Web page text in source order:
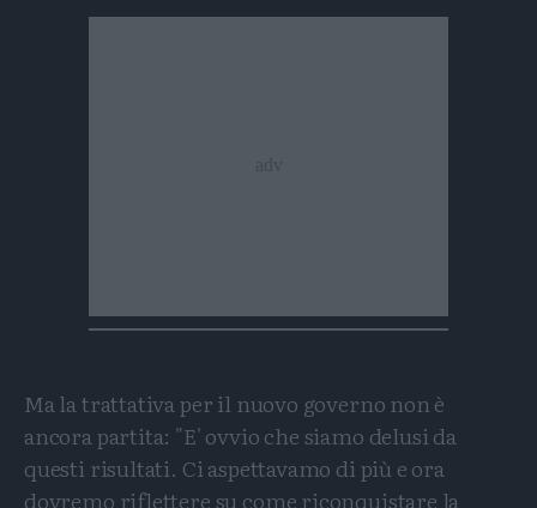
Ma la trattativa per il nuovo governo non è
ancora partita: "E' ovvio che siamo delusi da
questi risultati. Ci aspettavamo di più e ora
dovremo riflettere su come riconquistare la